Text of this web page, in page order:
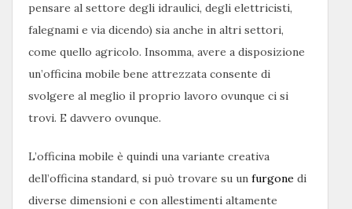
pensare al settore degli idraulici, degli elettricisti,
falegnami e via dicendo) sia anche in altri settori,
come quello agricolo. Insomma, avere a disposizione
un’officina mobile bene attrezzata consente di
svolgere al meglio il proprio lavoro ovunque ci si
trovi. E davvero ovunque.
L’officina mobile è quindi una variante creativa
dell’officina standard, si può trovare su un furgone di
diverse dimensioni e con allestimenti altamente